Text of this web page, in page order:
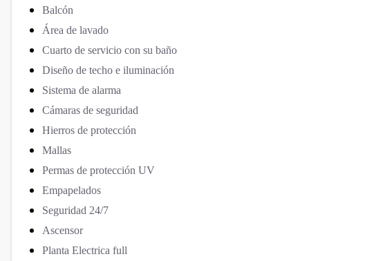
Balcón
Área de lavado
Cuarto de servicio con su baño
Diseño de techo e iluminación
Sistema de alarma
Cámaras de seguridad
Hierros de protección
Mallas
Permas de protección UV
Empapelados
Seguridad 24/7
Ascensor
Planta Electrica full